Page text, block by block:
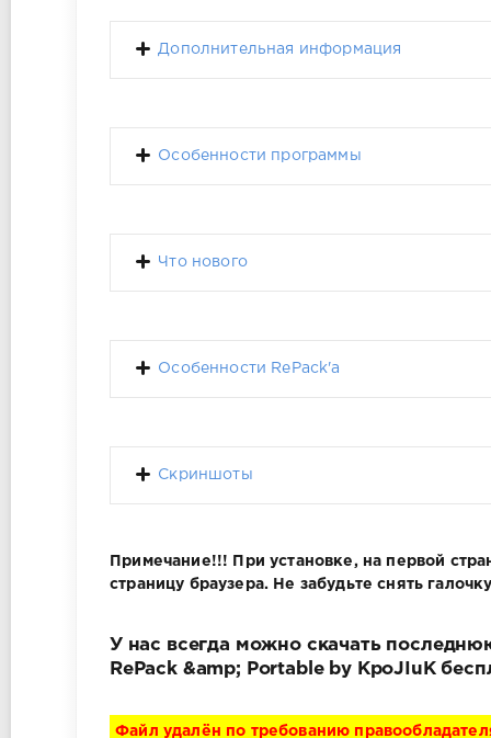
Дополнительная информация
Особенности программы
Что нового
Особенности RePack'a
Скриншоты
Примечание!!! При установке, на первой
страницу браузера. Не забудьте снять
У нас всегда можно скачать
RePack &amp; Portable by KpoJIuK
Файл удалён по требованию